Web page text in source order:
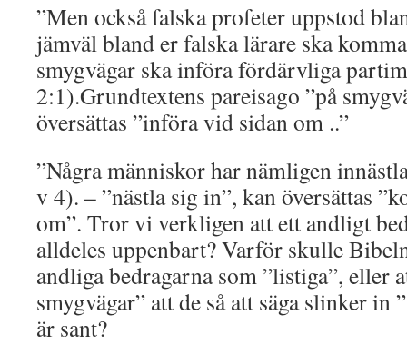
”Men också falska profeter uppstod
jämväl bland er falska lärare ska
smygvägar ska införa fördärvliga
2:1).Grundtextens pareisago ”på
översättas ”införa vid sidan om ..”
”Några människor har nämligen
v 4). – ”nästla sig in”, kan översättas
om”. Tror vi verkligen att ett andligt
alldeles uppenbart? Varför skulle
andliga bedragarna som ”listiga”, eller
smygvägar” att de så att säga slinker in
är sant?